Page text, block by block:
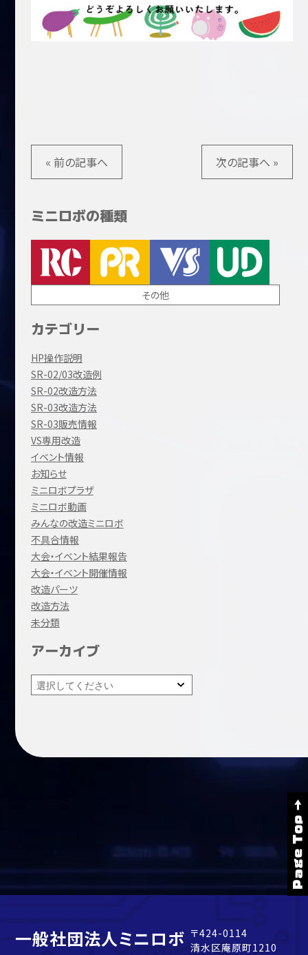
« 前の記事へ 次の記事へ »
ミニロボの種類
その他
カテゴリー
HP操作説明
SR-02/03改造例
SR-02改造方法
SR-03改造方法
SR-03販売情報
VS専用改造
イベント情報
お知らせ
ミニロボプラザ
ミニロボ動画
みんなの改造ミニロボ
不具合情報
大会・イベント結果報告
大会・イベント開催情報
改造パーツ
改造方法
未分類
アーカイブ
Page Top →
一般社団法人ミニロボ 〒424-0114
清水区庵原町1210